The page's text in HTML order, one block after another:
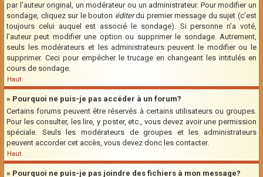
par l’auteur original, un modérateur ou un administrateur. Pour modifier un
sondage, cliquez sur le bouton éditerdu premier message du sujet (c’est
toujours celui auquel est associé le sondage). Si personne n’a voté,
l’auteur peut modifier une option ou supprimer le sondage. Autrement,
seuls les modérateurs et les administrateurs peuvent le modifier ou le
supprimer. Ceci pour empêcher le trucage en changeant les intitulés en
cours de sondage.
Haut
» Pourquoi ne puis-je pas accéder à un forum?
Certains forums peuvent être réservés à certains utilisateurs ou groupes.
Pour les consulter, les lire, y poster, etc., vous devez avoir une permission
spéciale. Seuls les modérateurs de groupes et les administrateurs
peuvent accorder cet accès, vous devez donc les contacter.
Haut
» Pourquoi ne puis-je pas joindre des fichiers à mon message?